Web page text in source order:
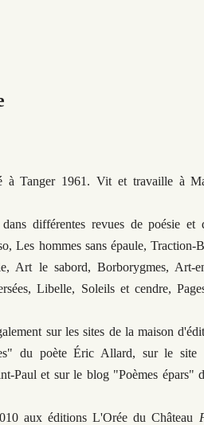
à Tanger 1961. Vit et travaille à
différentes revues de poésie et
Les hommes sans épaule, Traction-
Art le sabord, Borborygmes, Art-
Libelle, Soleils et cendre,
sur les sites de la maison
du poète Éric Allard, sur le site
Paul et sur le blog "Poèmes épars"
aux éditions L'Orée du Château